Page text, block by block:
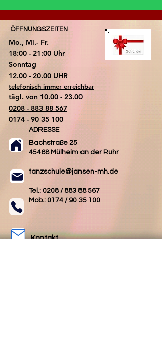
ÖFFNUNGSZEITEN
Mo., Mi.- Fr.
18:00 - 21:00 Uhr
​Sonntag
​12.00 - 20.00 UHR
telefonisch immer erreichbar
tägl. von 10.00 - 23.00
0208 - 883 88 567
0174 - 90 35 100
ADRESSE
Bachstraße 25
45468 Mülheim an der Ruhr
tanzschule@jansen-mh.de
Tel.: 0208 / 883 88 567
Mob.: 0174 / 90 35 100
Kontakt